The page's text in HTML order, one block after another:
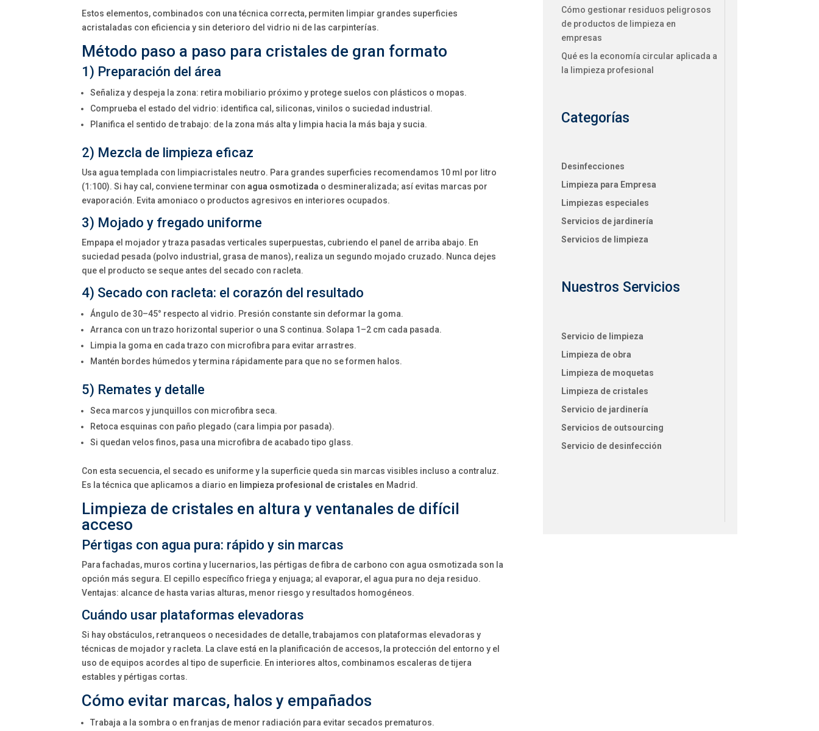
Estos elementos, combinados con una técnica correcta, permiten limpiar grandes superficies
acristaladas con eficiencia y sin deterioro del vidrio ni de las carpinterías.
Método paso a paso para cristales de gran formato
1) Preparación del área
Señaliza y despeja la zona: retira mobiliario próximo y protege suelos con plásticos o mopas.
Comprueba el estado del vidrio: identifica cal, siliconas, vinilos o suciedad industrial.
Planifica el sentido de trabajo: de la zona más alta y limpia hacia la más baja y sucia.
2) Mezcla de limpieza eficaz
Usa agua templada con limpiacristales neutro. Para grandes superficies recomendamos 10 ml por litro
(1:100). Si hay cal, conviene terminar conagua osmotizada o desmineralizada; así evitas marcas por
evaporación. Evita amoniaco o productos agresivos en interiores ocupados.
3) Mojado y fregado uniforme
Empapa el mojador y traza pasadas verticales superpuestas, cubriendo el panel de arriba abajo. En
suciedad pesada (polvo industrial, grasa de manos), realiza un segundo mojado cruzado. Nunca dejes
que el producto se seque antes del secado con racleta.
4) Secado con racleta: el corazón del resultado
Ángulo de 30–45° respecto al vidrio. Presión constante sin deformar la goma.
Arranca con un trazo horizontal superior o una S continua. Solapa 1–2 cm cada pasada.
Limpia la goma en cada trazo con microfibra para evitar arrastres.
Mantén bordes húmedos y termina rápidamente para que no se formen halos.
5) Remates y detalle
Seca marcos y junquillos con microfibra seca.
Retoca esquinas con paño plegado (cara limpia por pasada).
Si quedan velos finos, pasa una microfibra de acabado tipo glass.
Con esta secuencia, el secado es uniforme y la superficie queda sin marcas visibles incluso a contraluz.
Es la técnica que aplicamos a diario en limpieza profesional de cristales en Madrid.
Limpieza de cristales en altura y ventanales de difícil
acceso
Pértigas con agua pura: rápido y sin marcas
Para fachadas, muros cortina y lucernarios, las pértigas de fibra de carbono con agua osmotizada son la
opción más segura. El cepillo específico friega y enjuaga; al evaporar, el agua pura no deja residuo.
Ventajas: alcance de hasta varias alturas, menor riesgo y resultados homogéneos.
Cuándo usar plataformas elevadoras
Si hay obstáculos, retranqueos o necesidades de detalle, trabajamos con plataformas elevadoras y
técnicas de mojador y racleta. La clave está en la planificación de accesos, la protección del entorno y el
uso de equipos acordes al tipo de superficie. En interiores altos, combinamos escaleras de tijera
estables y pértigas cortas.
Cómo evitar marcas, halos y empañados
Trabaja a la sombra o en franjas de menor radiación para evitar secados prematuros.
Cómo gestionar residuos peligrosos
de productos de limpieza en
empresas
Qué es la economía circular aplicada a
la limpieza profesional
Categorías
Desinfecciones
Limpieza para Empresa
Limpiezas especiales
Servicios de jardinería
Servicios de limpieza
Nuestros Servicios
Servicio de limpieza
Limpieza de obra
Limpieza de moquetas
Limpieza de cristales
Servicio de jardinería
Servicios de outsourcing
Servicio de desinfección